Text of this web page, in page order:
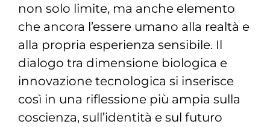
non solo limite, ma anche elemento
che ancora l’essere umano alla realtà e
alla propria esperienza sensibile. Il
dialogo tra dimensione biologica e
innovazione tecnologica si inserisce
così in una riflessione più ampia sulla
coscienza, sull’identità e sul futuro